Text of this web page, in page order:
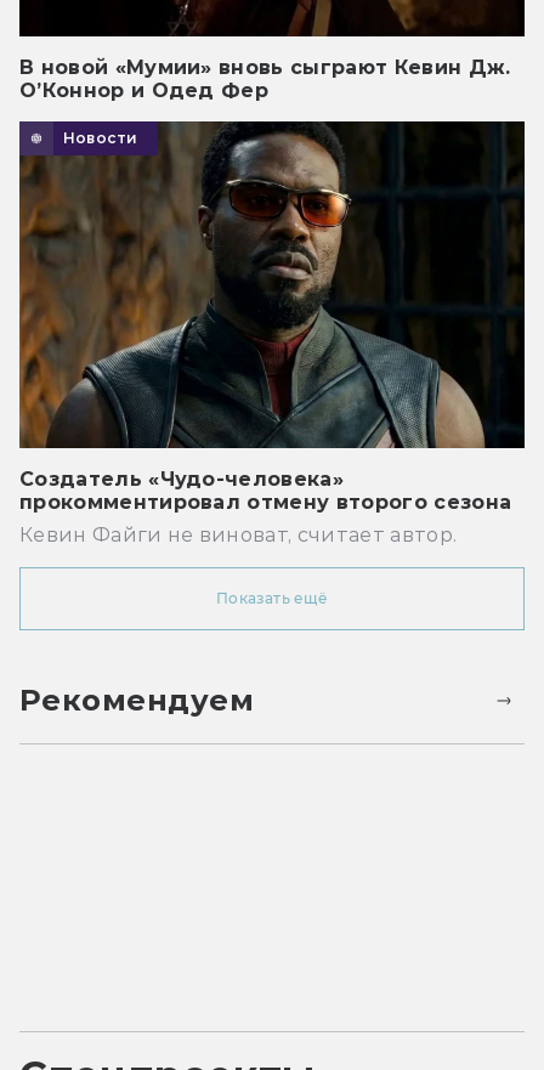
В новой «Мумии» вновь сыграют Кевин Дж.
О’Коннор и Одед Фер
Новости
Создатель «Чудо-человека»
прокомментировал отмену второго сезона
Кевин Файги не виноват, считает автор.
Показать ещё
Рекомендуем